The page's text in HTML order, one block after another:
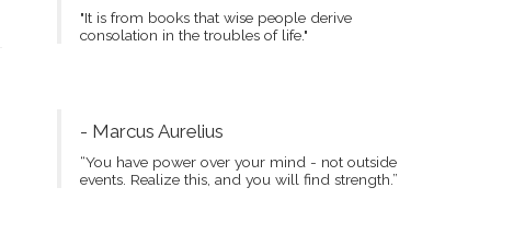
"It is from books that wise people derive
consolation in the troubles of life."
- Marcus Aurelius
“You have power over your mind - not outside
events. Realize this, and you will find strength.”